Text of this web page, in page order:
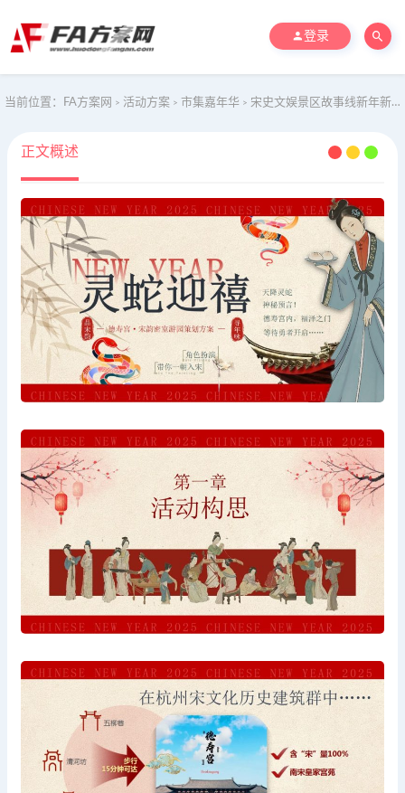
登录
当前位置： FA方案网 > 活动方案 > 市集嘉年华 > 宋史文娱景区故事线新年新春密室逃脱主题游园非遗方案
正文概述